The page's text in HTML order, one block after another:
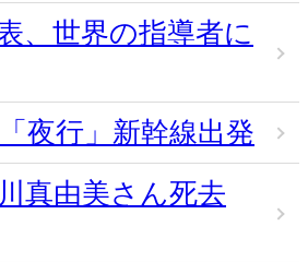
、世界の指導者に
夜行」新幹線出発
真由美さん死去